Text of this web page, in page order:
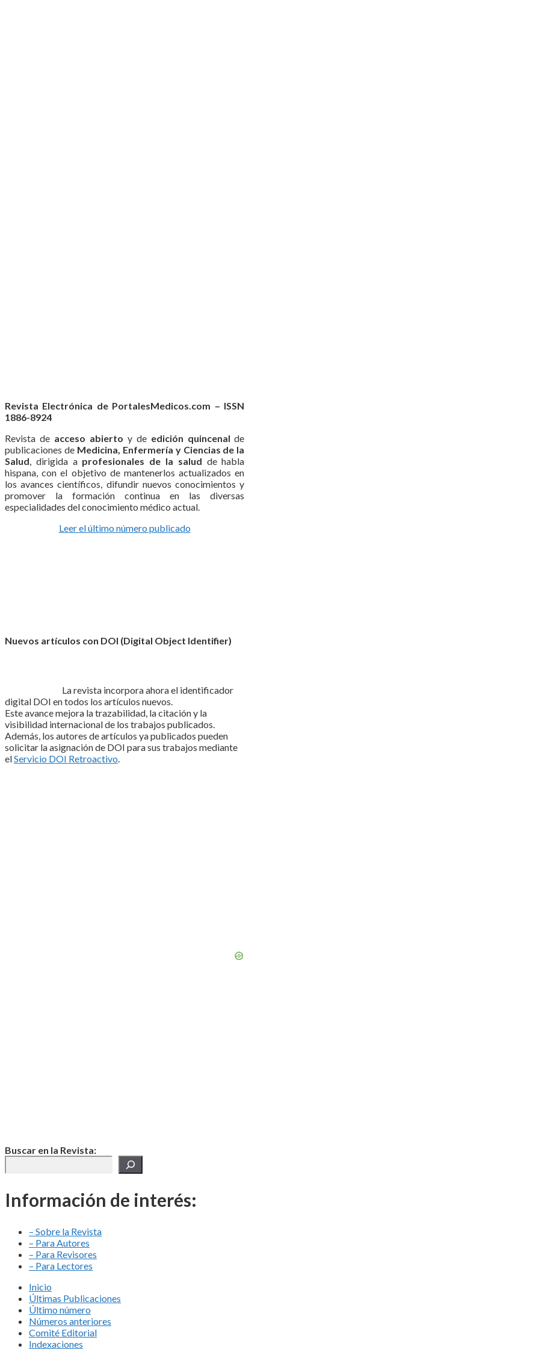
Revista Electrónica de PortalesMedicos.com – ISSN
1886-8924
Revista de acceso abierto y de edición quincenal de
publicaciones de Medicina, Enfermería y Ciencias de la
Salud, dirigida a profesionales de la salud de habla
hispana, con el objetivo de mantenerlos actualizados en
los avances científicos, difundir nuevos conocimientos y
promover la formación continua en las diversas
especialidades del conocimiento médico actual.
Leer el último número publicado
Nuevos artículos con DOI (Digital Object Identifier)
La revista incorpora ahora el identificador
digital DOI en todos los artículos nuevos.
Este avance mejora la trazabilidad, la citación y la
visibilidad internacional de los trabajos publicados.
Además, los autores de artículos ya publicados pueden
solicitar la asignación de DOI para sus trabajos mediante
elServicio DOI Retroactivo.
Buscar en la Revista:
Información de interés:
– Sobre la Revista
– Para Autores
– Para Revisores
– Para Lectores
Inicio
Últimas Publicaciones
Último número
Números anteriores
Comité Editorial
Indexaciones